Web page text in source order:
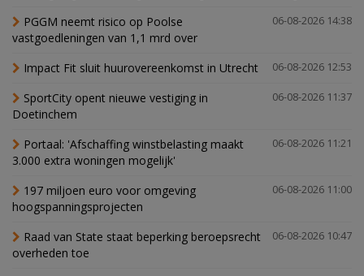
06-08-2026 14:38
PGGM neemt risico op Poolse
vastgoedleningen van 1,1 mrd over
06-08-2026 12:53
Impact Fit sluit huurovereenkomst in Utrecht
06-08-2026 11:37
SportCity opent nieuwe vestiging in
Doetinchem
06-08-2026 11:21
Portaal: 'Afschaffing winstbelasting maakt
3.000 extra woningen mogelijk'
06-08-2026 11:00
197 miljoen euro voor omgeving
hoogspanningsprojecten
06-08-2026 10:47
Raad van State staat beperking beroepsrecht
overheden toe